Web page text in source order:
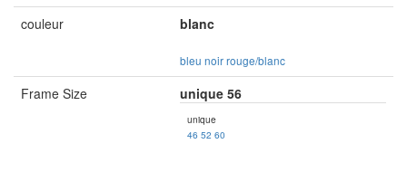
couleur
blanc
bleu noirrouge/blanc
Frame Size unique 56
unique
46 52 60